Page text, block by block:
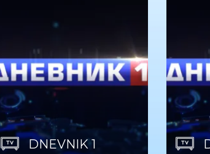
DNEVNIK 1